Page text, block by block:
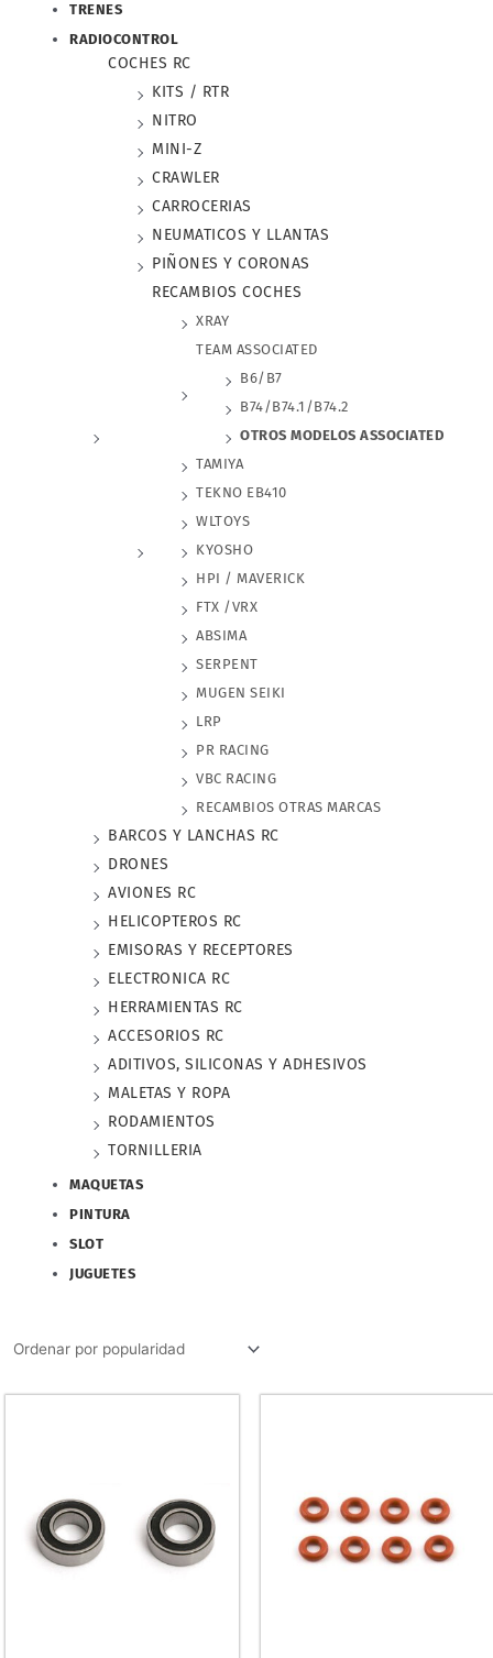
TRENES
RADIOCONTROL
COCHES RC
KITS / RTR
NITRO
MINI-Z
CRAWLER
CARROCERIAS
NEUMATICOS Y LLANTAS
PIÑONES Y CORONAS
RECAMBIOS COCHES
XRAY
TEAM ASSOCIATED
B6/B7
B74/B74.1/B74.2
OTROS MODELOS ASSOCIATED
TAMIYA
TEKNO EB410
WLTOYS
KYOSHO
HPI / MAVERICK
FTX /VRX
ABSIMA
SERPENT
MUGEN SEIKI
LRP
PR RACING
VBC RACING
RECAMBIOS OTRAS MARCAS
BARCOS Y LANCHAS RC
DRONES
AVIONES RC
HELICOPTEROS RC
EMISORAS Y RECEPTORES
ELECTRONICA RC
HERRAMIENTAS RC
ACCESORIOS RC
ADITIVOS, SILICONAS Y ADHESIVOS
MALETAS Y ROPA
RODAMIENTOS
TORNILLERIA
MAQUETAS
PINTURA
SLOT
JUGUETES